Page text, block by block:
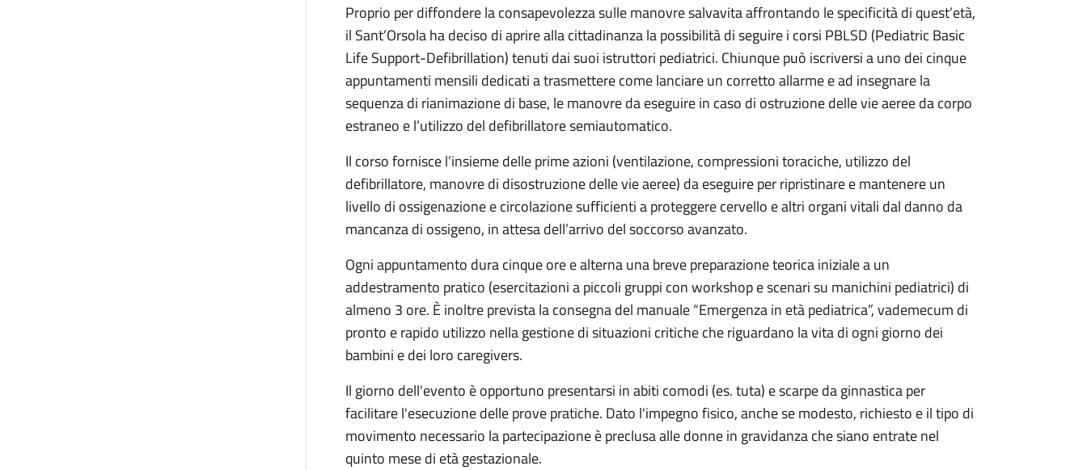
Proprio per diffondere la consapevolezza sulle manovre salvavita affrontando le specificità di quest’età,
il Sant’Orsola ha deciso di aprire alla cittadinanza la possibilità di seguire i corsi PBLSD (Pediatric Basic
Life Support-Defibrillation) tenuti dai suoi istruttori pediatrici. Chiunque può iscriversi a uno dei cinque
appuntamenti mensili dedicati a trasmettere come lanciare un corretto allarme e ad insegnare la
sequenza di rianimazione di base, le manovre da eseguire in caso di ostruzione delle vie aeree da corpo
estraneo e l’utilizzo del defibrillatore semiautomatico.
Il corso fornisce l’insieme delle prime azioni (ventilazione, compressioni toraciche, utilizzo del
defibrillatore, manovre di disostruzione delle vie aeree) da eseguire per ripristinare e mantenere un
livello di ossigenazione e circolazione sufficienti a proteggere cervello e altri organi vitali dal danno da
mancanza di ossigeno, in attesa dell’arrivo del soccorso avanzato.
Ogni appuntamento dura cinque ore e alterna una breve preparazione teorica iniziale a un
addestramento pratico (esercitazioni a piccoli gruppi con workshop e scenari su manichini pediatrici) di
almeno 3 ore. È inoltre prevista la consegna del manuale “Emergenza in età pediatrica”, vademecum di
pronto e rapido utilizzo nella gestione di situazioni critiche che riguardano la vita di ogni giorno dei
bambini e dei loro caregivers.
Il giorno dell'evento è opportuno presentarsi in abiti comodi (es. tuta) e scarpe da ginnastica per
facilitare l'esecuzione delle prove pratiche. Dato l'impegno fisico, anche se modesto, richiesto e il tipo di
movimento necessario la partecipazione è preclusa alle donne in gravidanza che siano entrate nel
quinto mese di età gestazionale.